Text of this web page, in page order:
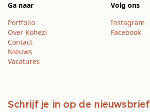
Ga naar
Portfolio
Over Kohezi
Contact
Nieuws
Vacatures
Volg ons
Instagram
Facebook
Schrijf je in op de nieuwsbrief